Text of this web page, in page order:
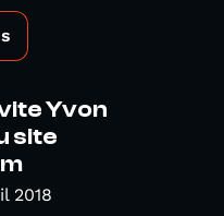
Yvon
site
2018